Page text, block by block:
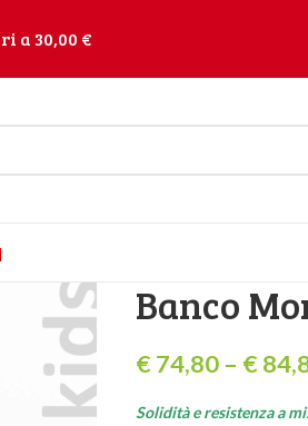
a 30,00 €
Banco
€ 74,80 – €
Solidità e resistenza a